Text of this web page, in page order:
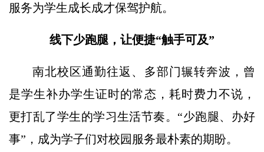
服务为学生成长成才保驾护航。
线下少跑腿，让便捷“触手可及”
南北校区通勤往返、多部门辗转奔波，曾
是学生补办学生证时的常态，耗时费力不说，
更打乱了学生的学习生活节奏。“少跑腿、办好
事”，成为学子们对校园服务最朴素的期盼。